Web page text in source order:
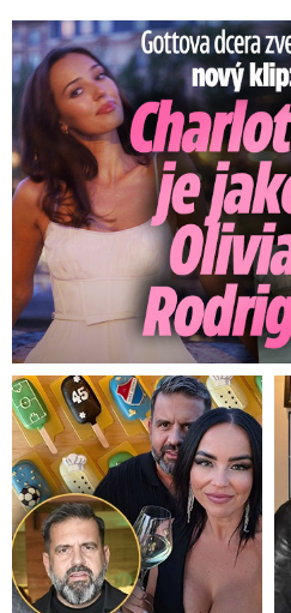
Gottova dcera zveřejnila nový